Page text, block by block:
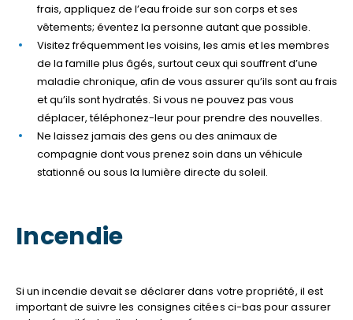
frais, appliquez de l’eau froide sur son corps et ses
vêtements; éventez la personne autant que possible.
Visitez fréquemment les voisins, les amis et les membres
de la famille plus âgés, surtout ceux qui souffrent d’une
maladie chronique, afin de vous assurer qu’ils sont au frais
et qu’ils sont hydratés. Si vous ne pouvez pas vous
déplacer, téléphonez-leur pour prendre des nouvelles.
Ne laissez jamais des gens ou des animaux de
compagnie dont vous prenez soin dans un véhicule
stationné ou sous la lumière directe du soleil.
Incendie
Si un incendie devait se déclarer dans votre propriété, il est
important de suivre les consignes citées ci-bas pour assurer